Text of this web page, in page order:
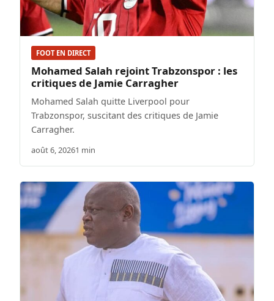
FOOT EN DIRECT
Mohamed Salah rejoint Trabzonspor : les
critiques de Jamie Carragher
Mohamed Salah quitte Liverpool pour
Trabzonspor, suscitant des critiques de Jamie
Carragher.
août 6, 20261 min